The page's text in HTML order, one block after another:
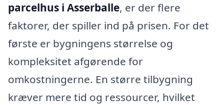
parcelhus i Asserballe, er der flere
faktorer, der spiller ind på prisen. For det
første er bygningens størrelse og
kompleksitet afgørende for
omkostningerne. En større tilbygning
kræver mere tid og ressourcer, hvilket